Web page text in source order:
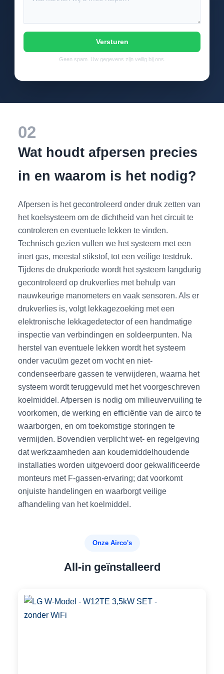
Versturen
Geen spam. Uw gegevens zijn veilig bij ons.
02
Wat houdt afpersen precies
in en waarom is het nodig?
Afpersen is het gecontroleerd onder druk zetten van
het koelsysteem om de dichtheid van het circuit te
controleren en eventuele lekken te vinden.
Technisch gezien vullen we het systeem met een
inert gas, meestal stikstof, tot een veilige testdruk.
Tijdens de drukperiode wordt het systeem langdurig
gecontroleerd op drukverlies met behulp van
nauwkeurige manometers en vaak sensoren. Als er
drukverlies is, volgt lekkagezoeking met een
elektronische lekkagedetector of een handmatige
inspectie van verbindingen en soldeerpunten. Na
herstel van eventuele lekken wordt het systeem
onder vacuüm gezet om vocht en niet-
condenseerbare gassen te verwijderen, waarna het
systeem wordt teruggevuld met het voorgeschreven
koelmiddel. Afpersen is nodig om milieuvervuiling te
voorkomen, de werking en efficiëntie van de airco te
waarborgen, en om toekomstige storingen te
vermijden. Bovendien verplicht wet- en regelgeving
dat werkzaamheden aan koudemiddelhoudende
installaties worden uitgevoerd door gekwalificeerde
monteurs met F-gassen‑ervaring; dat voorkomt
onjuiste handelingen en waarborgt veilige
afhandeling van het koelmiddel.
Onze Airco's
All-in geïnstalleerd